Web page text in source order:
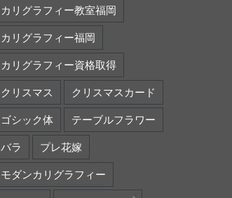
カリグラフィー教室福岡
カリグラフィー福岡
カリグラフィー資格取得
クリスマス クリスマスカード
ゴシック体 テーブルフラワー
バラ プレ花嫁
モダンカリグラフィー